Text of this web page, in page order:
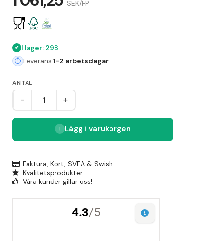
SEK/FP
I lager: 298
Leverans:1-2 arbetsdagar
ANTAL
- +
Lägg i varukorgen
Faktura, Kort, SVEA & Swish
Kvalitetsprodukter
Våra kunder gillar oss!